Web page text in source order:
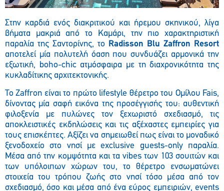
Στην καρδιά ενός διακριτικού και ήρεμου σκηνικού, λίγα
βήματα μακριά από το Καμάρι, την πιο χαρακτηριστική
παραλία της Σαντορίνης, το Radisson Blu Zaffron Resort
αποτελεί μία πολυτελή όαση που συνδυάζει αρμονικά την
εξωτική, boho-chic ατμόσφαιρα με τη διαχρονικότητα της
κυκλαδίτικης αρχιτεκτονικής.
Το Zaffron είναι το πρώτο lifestyle θέρετρο του Ομίλου Fais,
δίνοντας μία σαφή εικόνα της προσέγγισής του: αυθεντική
φιλοξενία με πυλώνες τον ξεχωριστό σχεδιασμό, τις
αποκλειστικές εκδηλώσεις και τις αξέχαστες εμπειρίες για
τους επισκέπτες. Αξίζει να σημειωθεί πως είναι το μοναδικό
ξενοδοχείο στο νησί με exclusive guests-only παραλία.
Μέσα από την κομψότητα και τα vibes των 103 σουιτών και
των υπόλοιπων χώρων του, το θέρετρο ενσωματώνει
στοιχεία του τρόπου ζωής στο νησί τόσο μέσα από τον
σχεδιασμό, όσο και μέσα από ένα εύρος εμπειριών, events